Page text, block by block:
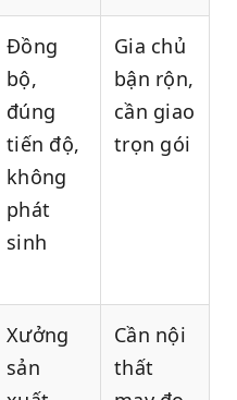
Đồng
bộ,
đúng
tiến độ,
không
phát
sinh
Gia chủ
bận rộn,
cần giao
trọn gói
Xưởng
sản
Cần nội
thất